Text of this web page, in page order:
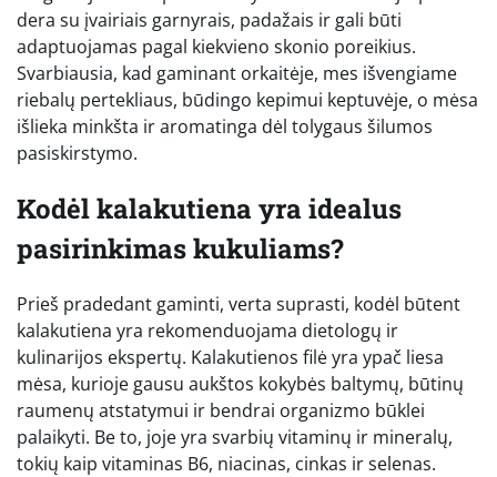
dera su įvairiais garnyrais, padažais ir gali būti
adaptuojamas pagal kiekvieno skonio poreikius.
Svarbiausia, kad gaminant orkaitėje, mes išvengiame
riebalų pertekliaus, būdingo kepimui keptuvėje, o mėsa
išlieka minkšta ir aromatinga dėl tolygaus šilumos
pasiskirstymo.
Kodėl kalakutiena yra idealus
pasirinkimas kukuliams?
Prieš pradedant gaminti, verta suprasti, kodėl būtent
kalakutiena yra rekomenduojama dietologų ir
kulinarijos ekspertų. Kalakutienos filė yra ypač liesa
mėsa, kurioje gausu aukštos kokybės baltymų, būtinų
raumenų atstatymui ir bendrai organizmo būklei
palaikyti. Be to, joje yra svarbių vitaminų ir mineralų,
tokių kaip vitaminas B6, niacinas, cinkas ir selenas.